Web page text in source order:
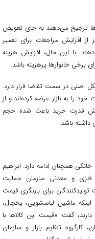
ترجیح می‌دهند به جای تعویض
از افزایش مراجعات برای تعمیر
با این حال، افزایش هزینه
خانوارها پرهزینه باشد.
اصلی در سمت تقاضا قرار دارد.
را به بازار عرضه کرده‌اند و از
قدرت خرید باعث شده حجم
باشد.
همچنان ادامه دارد. ابراهیم
فلزی و معدنی سازمان حمایت
برای بازنگری قیمت
ماشین لباسشویی، یخچال،
گفت: «قیمت این کالاها با
کارگروه تنظیم بازار و سازمان